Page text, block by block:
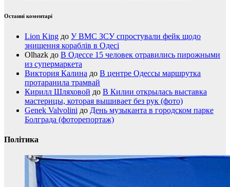
Останні коментарі
Lion King до У ВМС ЗСУ спростували фейк щодо
знищення кораблів в Одесі
Olhazk до В Одессе 15 человек отравились пирожными
из супермаркета
Виктория Калина до В центре Одессы маршрутка
протаранила трамвай
Кирилл Шляховой до В Килии открылась выставка
мастерицы, которая вышивает без рук (фото)
Genek Valvolini до День музыканта в городском парке
Болграда (фоторепортаж)
Політика